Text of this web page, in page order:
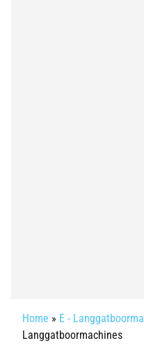
Home » E -
Langgatboormachines